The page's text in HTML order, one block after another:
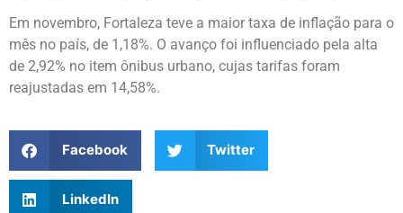
Em novembro, Fortaleza teve a maior taxa de inflação para o
mês no país, de 1,18%. O avanço foi influenciado pela alta
de 2,92% no item ônibus urbano, cujas tarifas foram
reajustadas em 14,58%.
Facebook Twitter
LinkedIn